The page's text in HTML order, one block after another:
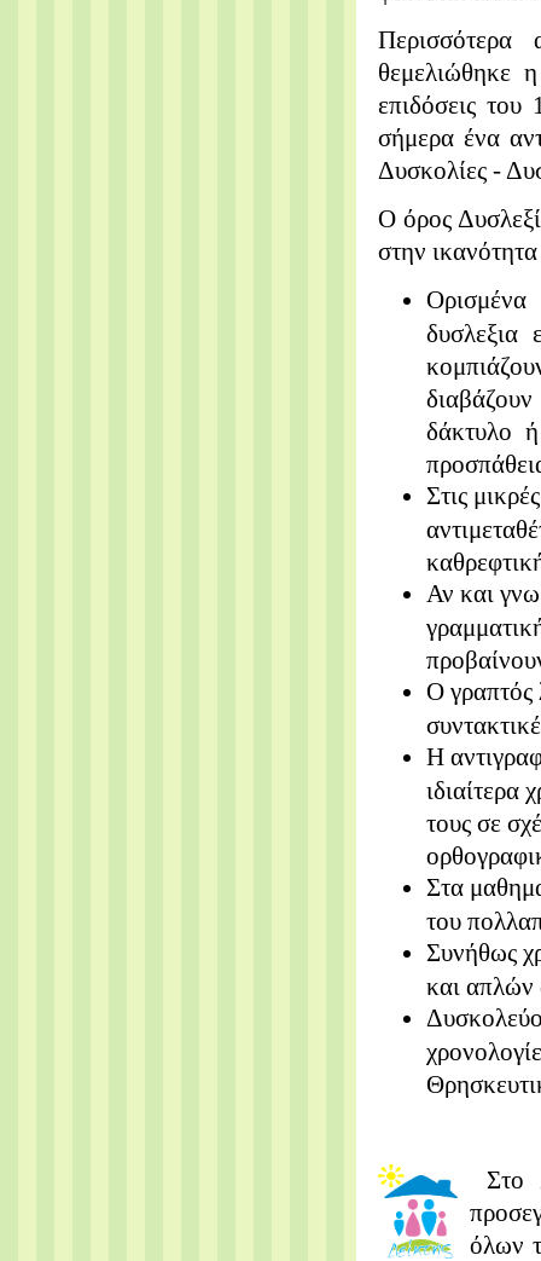
θεμελιώθηκε
επιδόσεις
σήμερα ένα
Δυσκολίες -
Ο όρος
στην
Ορισμένα
δυσλεξια
δάκτυλο
Στις
Αν και
Ο γραπτός
Η
ιδιαίτερα
τους σε
Στα
του
Συνήθως
και απλών
Στο
όλων